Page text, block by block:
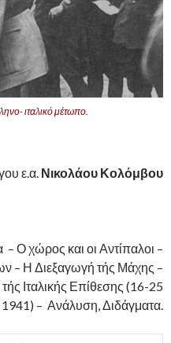
ιταλικό μέτωπο.
ε.α. Νικολάου Κολόμβου
Ο χώρος και οι Αντίπαλοι –
– Η Διεξαγωγή τής Μάχης –
Ιταλικής Επίθεσης (16-25
– Ανάλυση, Διδάγματα.